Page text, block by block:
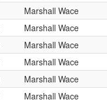
Marshall Wace
Marshall Wace
Marshall Wace
Marshall Wace
Marshall Wace
Marshall Wace